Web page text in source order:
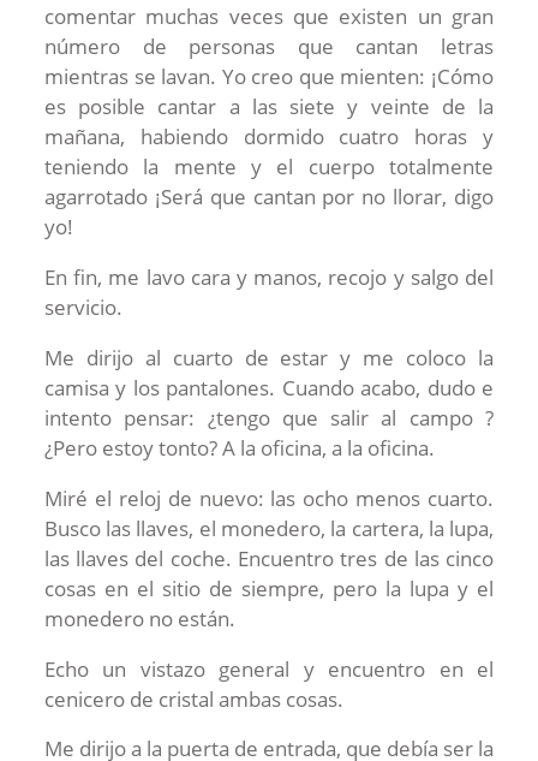
comentar muchas veces que existen un gran
número de personas que cantan letras
mientras se lavan. Yo creo que mienten: ¡Cómo
es posible cantar a las siete y veinte de la
mañana, habiendo dormido cuatro horas y
teniendo la mente y el cuerpo totalmente
agarrotado ¡Será que cantan por no llorar, digo
yo!
En fin, me lavo cara y manos, recojo y salgo del
servicio.
Me dirijo al cuarto de estar y me coloco la
camisa y los pantalones. Cuando acabo, dudo e
intento pensar: ¿tengo que salir al campo ?
¿Pero estoy tonto? A la oficina, a la oficina.
Miré el reloj de nuevo: las ocho menos cuarto.
Busco las llaves, el monedero, la cartera, la lupa,
las llaves del coche. Encuentro tres de las cinco
cosas en el sitio de siempre, pero la lupa y el
monedero no están.
Echo un vistazo general y encuentro en el
cenicero de cristal ambas cosas.
Me dirijo a la puerta de entrada, que debía ser la